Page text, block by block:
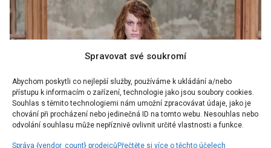
Spravovat své soukromí
Abychom poskytli co nejlepší služby, používáme k ukládání a/nebo
přístupu k informacím o zařízení, technologie jako jsou soubory cookies.
Souhlas s těmito technologiemi nám umožní zpracovávat údaje, jako je
chování při procházení nebo jedinečná ID na tomto webu. Nesouhlas nebo
odvolání souhlasu může nepříznivě ovlivnit určité vlastnosti a funkce.
Správa {vendor_count} prodejcůPřečtěte si více o těchto účelech